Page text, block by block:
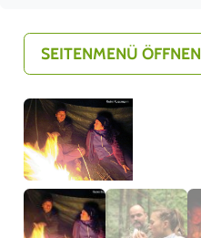
SEITENMENÜ ÖFFNEN